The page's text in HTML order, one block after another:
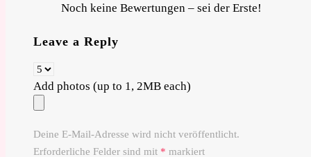
Noch keine Bewertungen – sei der Erste!
Leave a Reply
Add photos (up to 1, 2MB each)
Deine E-Mail-Adresse wird nicht veröffentlicht.
Erforderliche Felder sind mit * markiert